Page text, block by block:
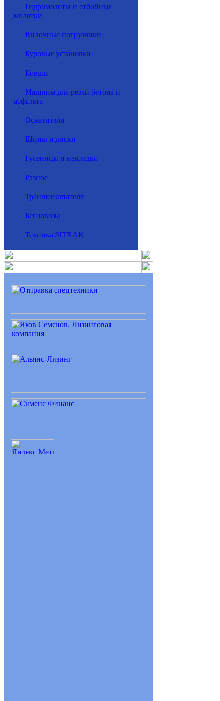
Гидромолоты и отбойные
молотки
Вилочные погрузчики
Буровые установки
Ковши
Машины для резки бетона и
асфальта
Осветители
Шины и диски
Гусеницы и накладки
Разное
Траншеекопатели
Бензовозы
Техника SITRAK